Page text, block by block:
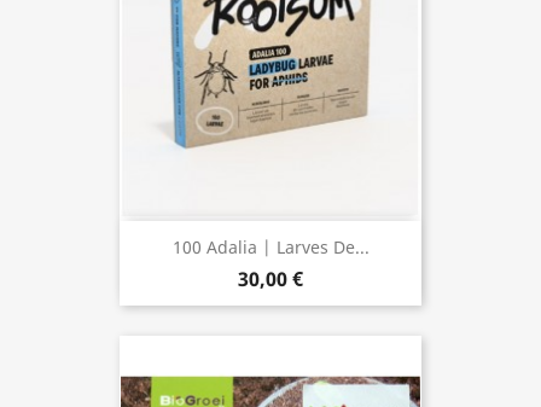
100 Adalia | Larves De...
30,00 €